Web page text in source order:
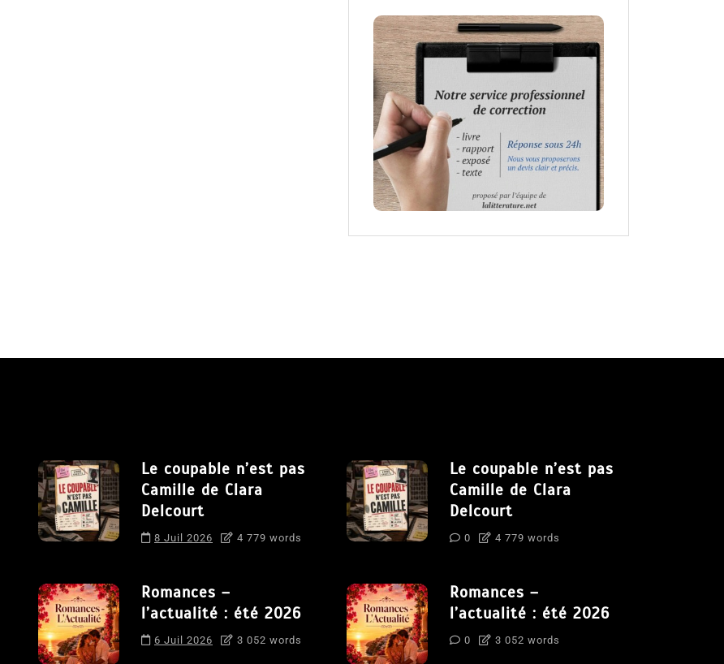
Le coupable n’est pas
Camille de Clara
Delcourt
8 Juil 2026 4 779 words
Romances –
l’actualité : été 2026
6 Juil 2026 3 052 words
Le coupable n’est pas
Camille de Clara
Delcourt
0 4 779 words
Romances –
l’actualité : été 2026
0 3 052 words